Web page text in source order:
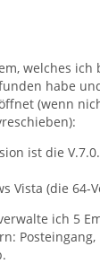
welches ich
habe
(wenn
ist die
Vista (die 64-
ich 5
Posteingang,